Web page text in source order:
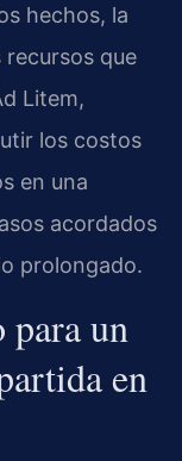
hechos, la
que
Litem,
los costos
en una
acordados
prolongado.
para un
en